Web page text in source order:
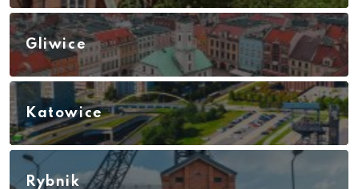
Gliwice
Katowice
Rybnik